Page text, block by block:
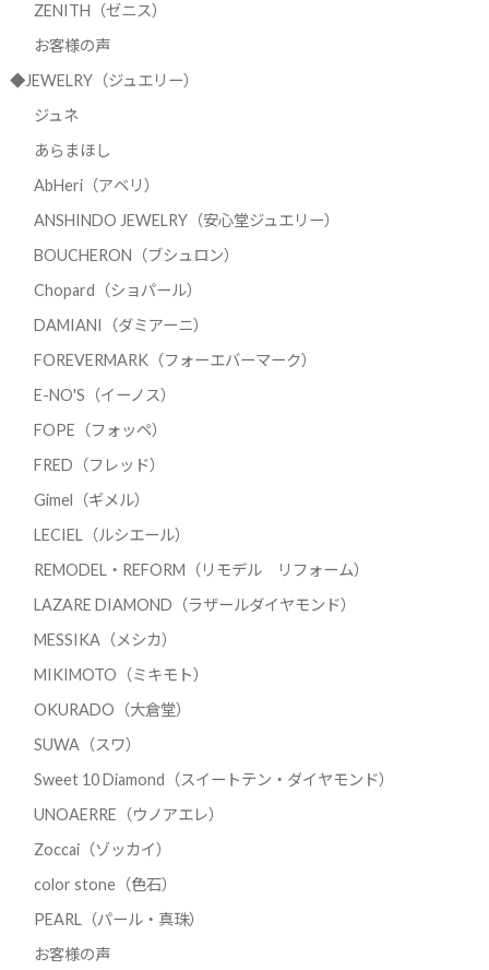
ZENITH（ゼニス）
お客様の声
◆JEWELRY（ジュエリー）
ジュネ
あらまほし
AbHeri（アベリ）
ANSHINDO JEWELRY（安心堂ジュエリー）
BOUCHERON（ブシュロン）
Chopard（ショパール）
DAMIANI（ダミアーニ）
FOREVERMARK（フォーエバーマーク）
E-NO'S（イーノス）
FOPE（フォッペ）
FRED（フレッド）
Gimel（ギメル）
LECIEL（ルシエール）
REMODEL・REFORM（リモデル リフォーム）
LAZARE DIAMOND（ラザールダイヤモンド）
MESSIKA（メシカ）
MIKIMOTO（ミキモト）
OKURADO（大倉堂）
SUWA（スワ）
Sweet 10 Diamond（スイートテン・ダイヤモンド）
UNOAERRE（ウノアエレ）
Zoccai（ゾッカイ）
color stone（色石）
PEARL（パール・真珠）
お客様の声